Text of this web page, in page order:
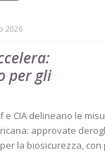
2026
per gli
e CIA delineano le
approvate
la biosicurezza, con